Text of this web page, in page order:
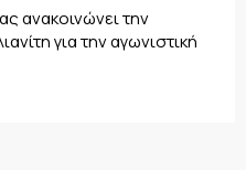
ανακοινώνει την
για την αγωνιστική